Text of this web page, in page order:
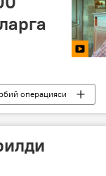
операцияси